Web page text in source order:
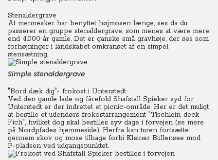
Stenaldergrave
At mennesker har benyttet højmosen længe, ses da du
passerer en gruppe stenaldergrave, som menes at være mere
end 4.000 år gamle. Det er ganske små gravhøje, der ses som
forhøjninger i landskabet omkranset af en simpel
stensætning.
Simple stenaldergrave
"Bord dæk dig"- frokost i Unterstedt
Ved den gamle lade og fårefold Shafstall Spieker syd for
Unterstedt er der indrettet et picnic-område. Her er det muligt
at bestille et udendørs frokostarrangement "Tischlein-deck-
Fich", hvilket dog skal bestilles syv dage i forvejen (se mere
på Nordpfades hjemmeside). Herfra kan turen fortsætte
gennem skov og mose tilbage forbi Kleiner Bullensee mod
P-pladsen ved udgangspunktet.